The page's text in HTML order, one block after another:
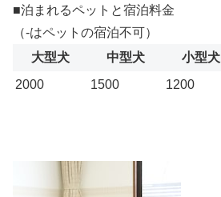
■泊まれるペットと宿泊料金
（-はペットの宿泊不可）
大型犬
中型犬 小型犬
2000
1500 1200